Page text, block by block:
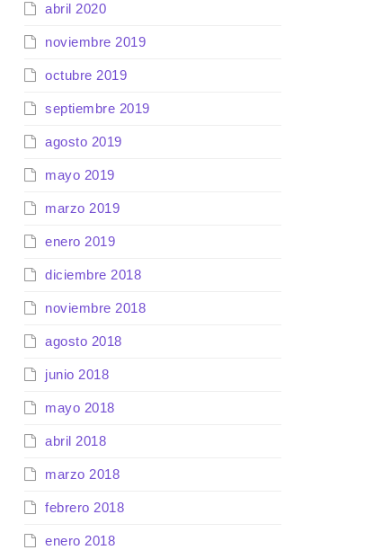
abril 2020
noviembre 2019
octubre 2019
septiembre 2019
agosto 2019
mayo 2019
marzo 2019
enero 2019
diciembre 2018
noviembre 2018
agosto 2018
junio 2018
mayo 2018
abril 2018
marzo 2018
febrero 2018
enero 2018